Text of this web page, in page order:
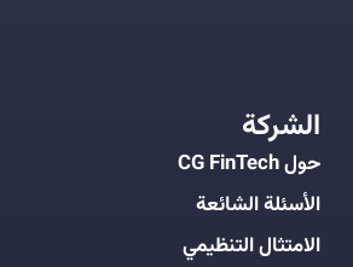
الشركة
حول CG FinTech
الأسئلة الشائعة
الامتثال التنظيمي